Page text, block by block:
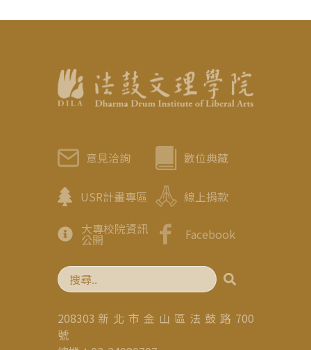
意見洽詢 數位典藏
USR計畫專區
線上捐款
大專校院資訊
公開 Facebook
208303 新 北 市 金 山 區 法 鼓 路 700
號